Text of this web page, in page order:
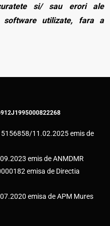
si/ sau erori ale
software utilizate, fara a
J1995000822268
11.02.2025 emis de
emis de ANMDMR
emisa de Directia
emisa de APM Mures